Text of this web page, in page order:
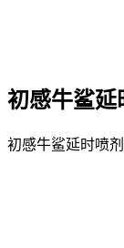
初感牛鲨延
初感牛鲨延时喷